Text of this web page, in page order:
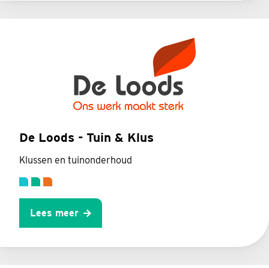
De Loods - Tuin & Klus
Klussen en tuinonderhoud
Lees meer